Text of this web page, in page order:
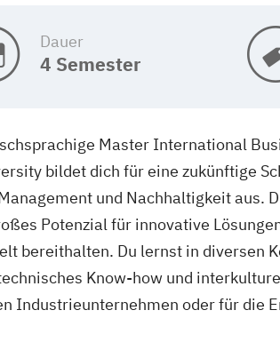
Dauer
4 Semester
Master International
bildet dich für eine zukünftige
und Nachhaltigkeit aus.
Potenzial für innovative
bereithalten. Du lernst in diversen
Know-how und
Industrieunternehmen oder für die